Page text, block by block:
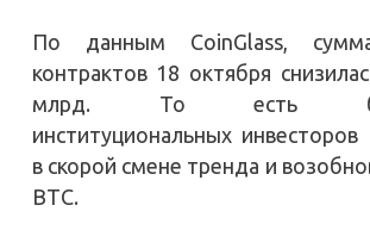
По данным CoinGlass,
контрактов 18 октября
млрд. То есть
институциональных инвесторов
в скорой смене тренда и
BTC.